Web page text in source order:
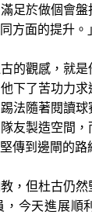
足於做個會
方面的提升。
的觀感，就是
下了苦功力
法隨著閱讀球
友製造空間，
傳到邊閘的路
，但杜古仍然
，今天進展順